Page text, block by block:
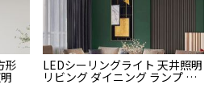
形 LEDシーリングライト 天井照明
リビング ダイニング ランプ 蝶